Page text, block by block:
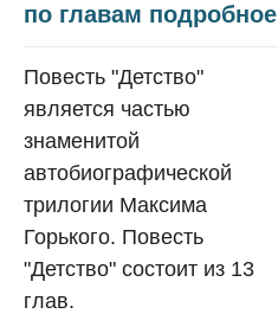
по главам подробное
Повесть "Детство"
является частью
знаменитой
автобиографической
трилогии Максима
Горького. Повесть
"Детство" состоит из 13
глав.